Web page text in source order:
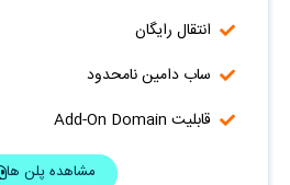
انتقال رایگان
ساب دامین نامحدود
قابلیت Add-On Domain
مشاهده پلن ها